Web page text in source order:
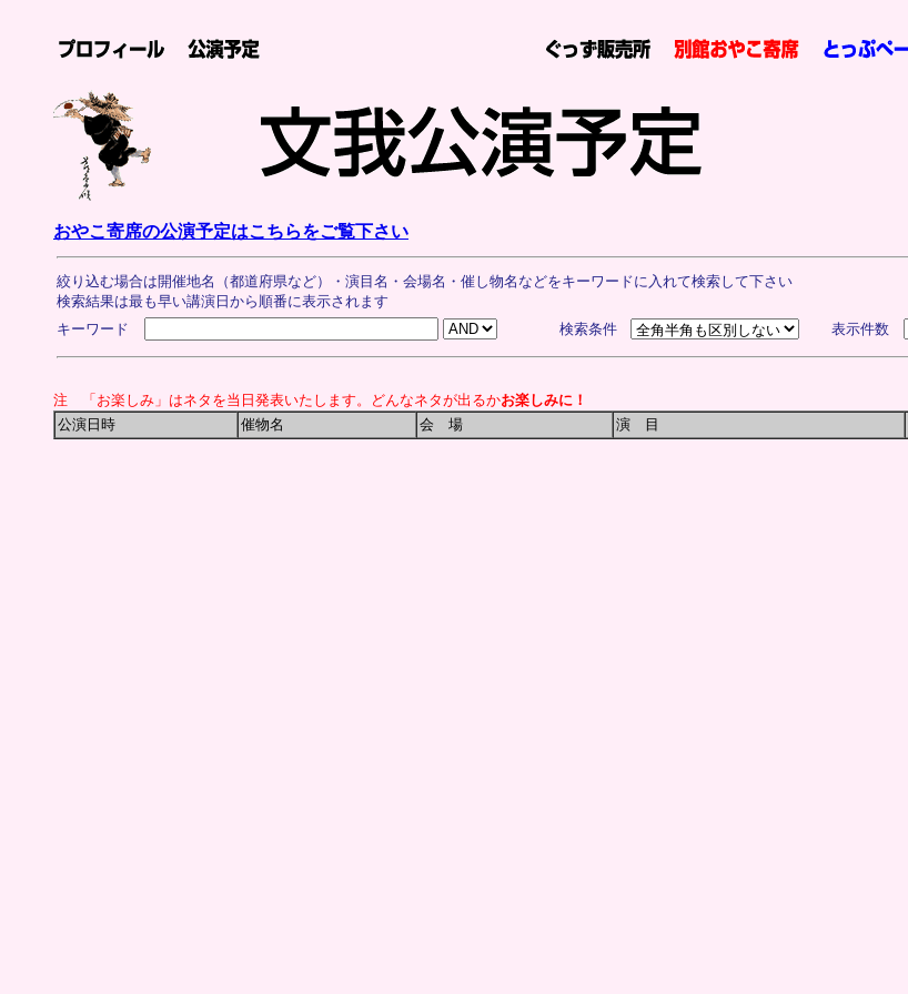
おやこ寄席の公演予定はこちらをご覧下さい
絞り込む場合は開催地名（都道府県など）・演目名・会場名・催し物名などをキーワードに入れて検索して下さい
検索結果は最も早い講演日から順番に表示されます
キーワード
検索条件 表示件数
注 「お楽しみ」はネタを当日発表いたします。どんなネタが出るかお楽しみに！
公演日時
催物名 会 場 演 目